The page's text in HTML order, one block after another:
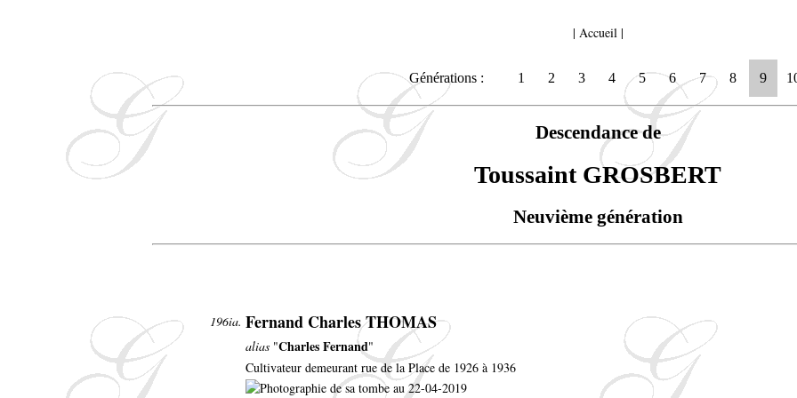
| Accueil|
Générations : 1 2 3 4 5 6 7 8 9
Descendance de
Toussaint GROSBERT
Neuvième génération
196ia. Fernand Charles THOMAS
alias "Charles Fernand"
Cultivateur demeurant rue de la Place de 1926 à 1936